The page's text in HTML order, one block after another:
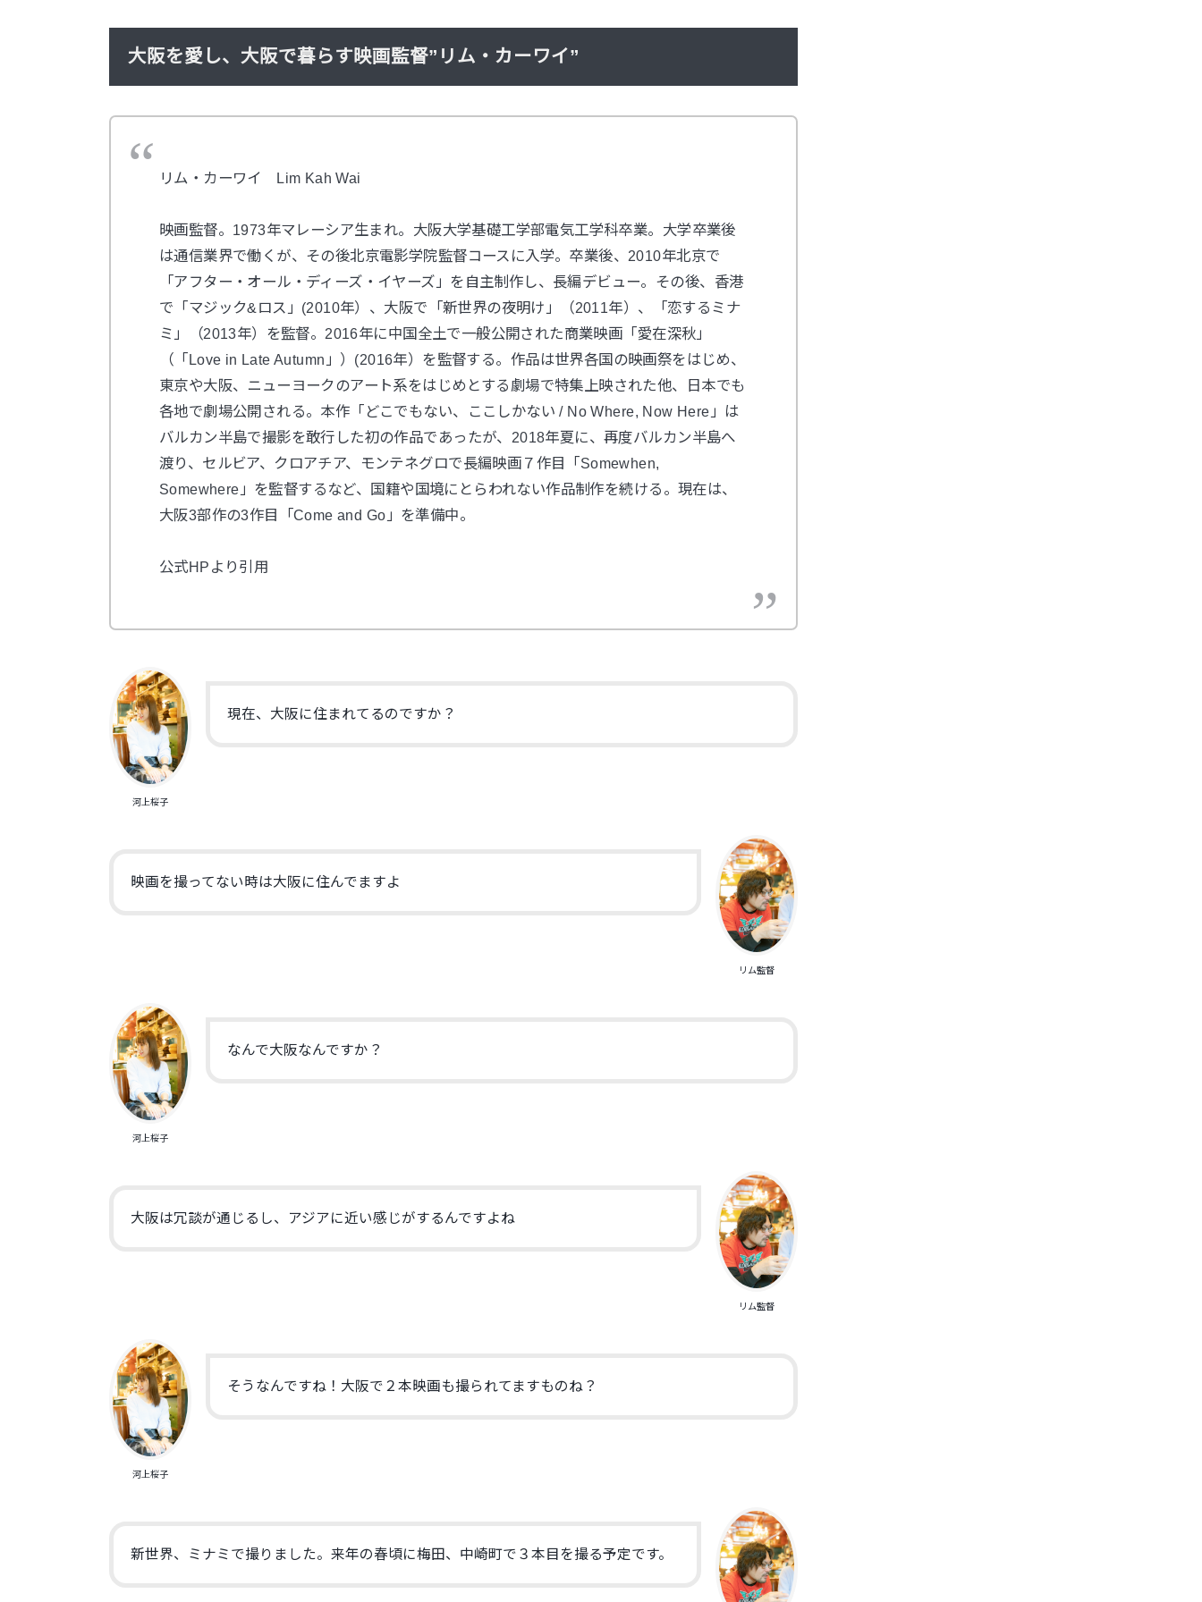
大阪を愛し、大阪で暮らす映画監督”リム・カーワイ”
リム・カーワイ Lim Kah Wai
映画監督。1973年マレーシア生まれ。大阪大学基礎工学部電気工学科卒業。大学卒業後
は通信業界で働くが、その後北京電影学院監督コースに入学。卒業後、2010年北京で
「アフター・オール・ディーズ・イヤーズ」を自主制作し、長編デビュー。その後、香港
で「マジック&ロス」(2010年）、大阪で「新世界の夜明け」（2011年）、「恋するミナ
ミ」（2013年）を監督。2016年に中国全土で一般公開された商業映画「愛在深秋」
（「Love in Late Autumn」）(2016年）を監督する。作品は世界各国の映画祭をはじめ、
東京や大阪、ニューヨークのアート系をはじめとする劇場で特集上映された他、日本でも
各地で劇場公開される。本作「どこでもない、ここしかない / No Where, Now Here」は
バルカン半島で撮影を敢行した初の作品であったが、2018年夏に、再度バルカン半島へ
渡り、セルビア、クロアチア、モンテネグロで長編映画７作目「Somewhen,
Somewhere」を監督するなど、国籍や国境にとらわれない作品制作を続ける。現在は、
大阪3部作の3作目「Come and Go」を準備中。
公式HPより引用
河上桜子
現在、大阪に住まれてるのですか？
リム監督
映画を撮ってない時は大阪に住んでますよ
河上桜子
なんで大阪なんですか？
リム監督
大阪は冗談が通じるし、アジアに近い感じがするんですよね
河上桜子
そうなんですね！大阪で２本映画も撮られてますものね？
新世界、ミナミで撮りました。来年の春頃に梅田、中崎町で３本目を撮る予定です。